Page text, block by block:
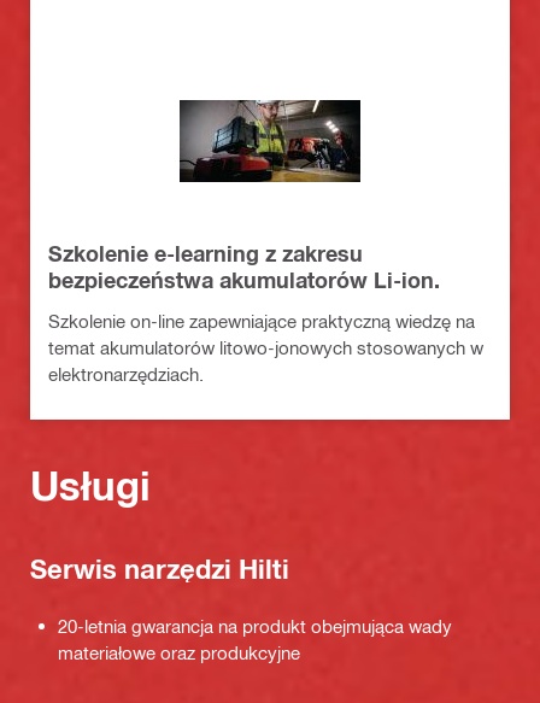
Szkolenie e-learning z zakresu
bezpieczeństwa akumulatorów Li-ion.
Szkolenie on-line zapewniające praktyczną wiedzę na
temat akumulatorów litowo-jonowych stosowanych w
elektronarzędziach.
Usługi
Serwis narzędzi Hilti
20-letnia gwarancja na produkt obejmująca wady
materiałowe oraz produkcyjne